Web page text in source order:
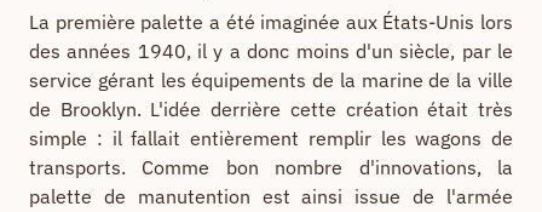
La première palette a été imaginée aux États-Unis lors
des années 1940, il y a donc moins d'un siècle, par le
service gérant les équipements de la marine de la ville
de Brooklyn. L'idée derrière cette création était très
simple : il fallait entièrement remplir les wagons de
transports. Comme bon nombre d'innovations, la
palette de manutention est ainsi issue de l'armée